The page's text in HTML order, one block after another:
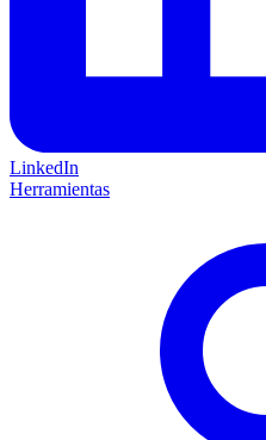
LinkedIn
Herramientas